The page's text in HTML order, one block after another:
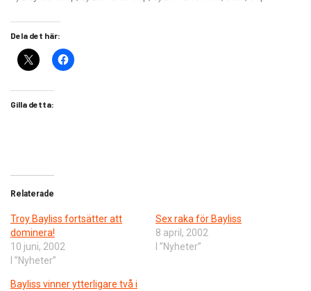
Dela det här:
Gilla detta:
Relaterade
Troy Bayliss fortsätter att
dominera!
10 juni, 2002
I ”Nyheter”
Sex raka för Bayliss
8 april, 2002
I ”Nyheter”
Bayliss vinner ytterligare två i